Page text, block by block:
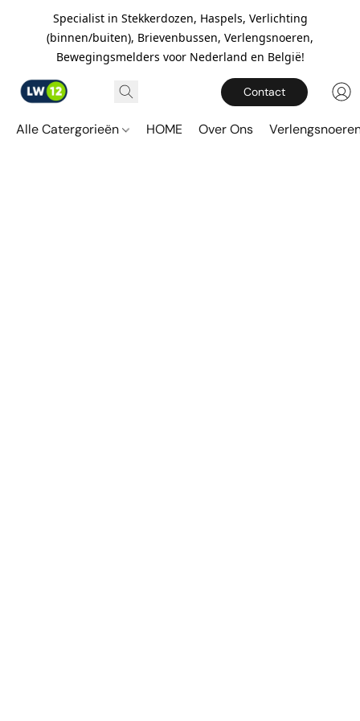
Specialist in Stekkerdozen, Haspels, Verlichting
(binnen/buiten), Brievenbussen, Verlengsnoeren,
Bewegingsmelders voor Nederland en België!
Contact
Alle Catergorieën HOME Over Ons